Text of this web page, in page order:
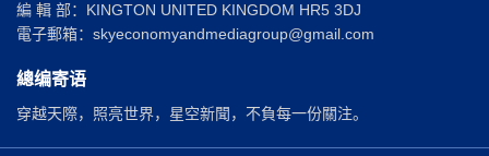
編 輯 部：KINGTON UNITED KINGDOM HR5 3DJ
電子郵箱：skyeconomyandmediagroup@gmail.com
總编寄语
穿越天際，照亮世界，星空新聞，不負每一份關注。